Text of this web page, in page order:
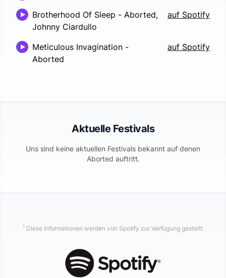
Brotherhood Of Sleep - Aborted,
Johnny Ciardullo
auf Spotify
Meticulous Invagination -
Aborted
auf Spotify
Aktuelle Festivals
Uns sind keine aktuellen Festivals bekannt auf denen
Aborted auftritt.
1 Diese Informationen werden von Spotify zur Verfügung gestellt.